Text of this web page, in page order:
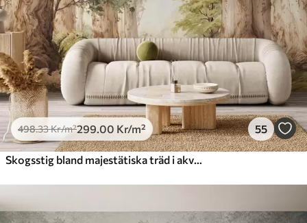
725.00435.00Kr/m²
Peel and Stick
900.00540 .00Kr/m²
498.33Kr/m²299 .00 Kr/m² 55